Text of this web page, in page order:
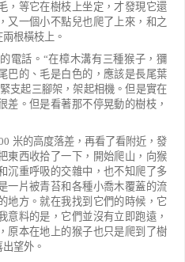
，等它在樹枝上坐定，才發現它還
又一個小不點兒也爬了上來，和之
根橫枝上。
電話。 “在樟木溝有三種猴子，獼
巴的、 毛是白色的，應該是長尾葉
支起三腳架，架起相機。但是實在
差。但是看著那不停晃動的樹枝，
米的高度落差，再看了看附近，發
東西收拾了一下，開始爬山，向猴
沉重呼吸的交雜中，也不知爬了多
一片被青苔和各種小喬木覆蓋的流
地方。就在我找到它們的時候，它
意料的是，它們並沒有立即跑遠，
原本在地上的猴子也只是爬到了樹
望外。